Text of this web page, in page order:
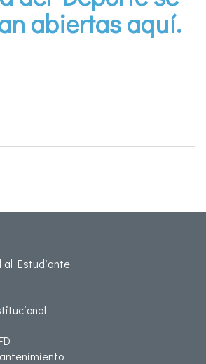
abiertas aquí.
al Estudiante